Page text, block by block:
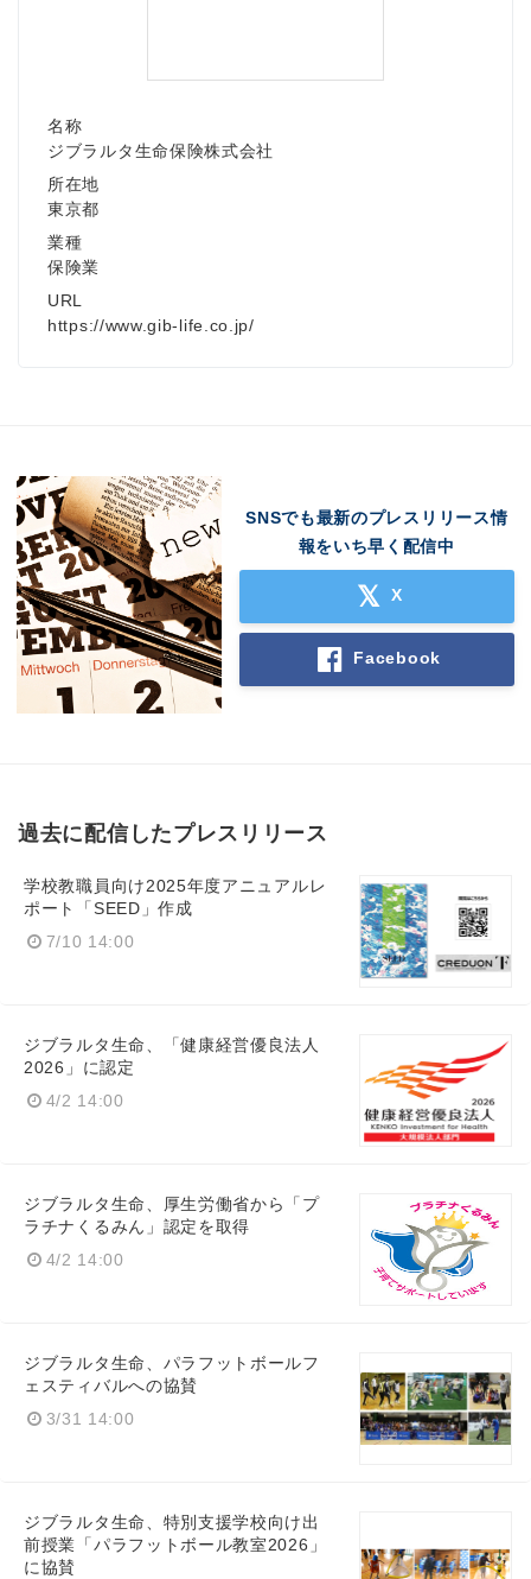
名称
ジブラルタ生命保険株式会社
所在地
東京都
業種
保険業
URL
https://www.gib-life.co.jp/
SNSでも最新のプレスリリース情
報をいち早く配信中
X
Facebook
過去に配信したプレスリリース
学校教職員向け2025年度アニュアルレ
ポート「SEED」作成
7/10 14:00
ジブラルタ生命、「健康経営優良法人
2026」に認定
4/2 14:00
ジブラルタ生命、厚生労働省から「プ
ラチナくるみん」認定を取得
4/2 14:00
ジブラルタ生命、パラフットボールフ
ェスティバルへの協賛
3/31 14:00
ジブラルタ生命、特別支援学校向け出
前授業「パラフットボール教室2026」
に協賛